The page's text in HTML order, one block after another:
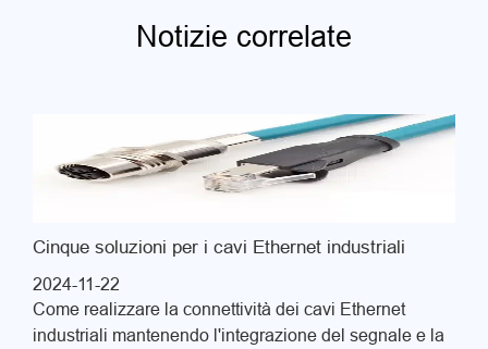
Notizie correlate
Cinque soluzioni per i cavi Ethernet industriali
2024-11-22
Come realizzare la connettività dei cavi Ethernet
industriali mantenendo l'integrazione del segnale e la